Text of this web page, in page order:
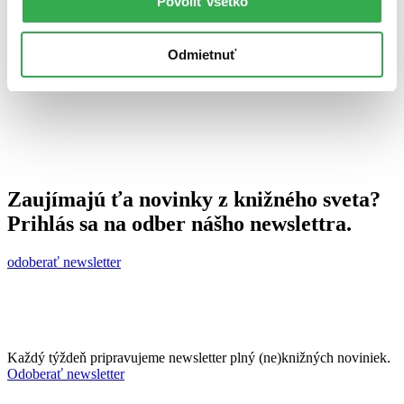
Odmietnuť
Zaujímajú ťa novinky z knižného sveta?
Prihlás sa na odber nášho newslettra.
odoberať newsletter
Každý týždeň pripravujeme newsletter plný (ne)knižných noviniek.
Odoberať newsletter